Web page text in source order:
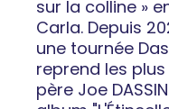
sur la colline »
Carla. Depuis
une tournée
reprend les
père Joe